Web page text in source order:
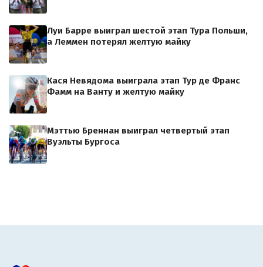
Луи Барре выиграл шестой этап Тура Польши,
а Леммен потерял желтую майку
Кася Невядома выиграла этап Тур де Франс
Фамм на Ванту и желтую майку
Мэттью Бреннан выиграл четвертый этап
Вуэльты Бургоса